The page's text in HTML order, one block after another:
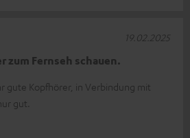
zum Fernseh schauen.
gute Kopfhörer, in Verbindung mit
gut.
19.02.2025